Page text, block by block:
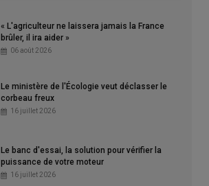
« L'agriculteur ne laissera jamais la France
brûler, il ira aider »
06 août 2026
Le ministère de l'Écologie veut déclasser le
corbeau freux
16 juillet 2026
Le banc d'essai, la solution pour vérifier la
puissance de votre moteur
16 juillet 2026